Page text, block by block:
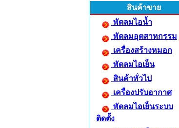
สินค้าขาย
พัดลมไอน้ำ
พัดลมอุตสาหกรรม
เครื่องสร้างหมอก
พัดลมไอเย็น
สินค้าทั่วไป
เครื่องปรับอากาศ
พัดลมไอเย็นระบบ
ติดตั้ง